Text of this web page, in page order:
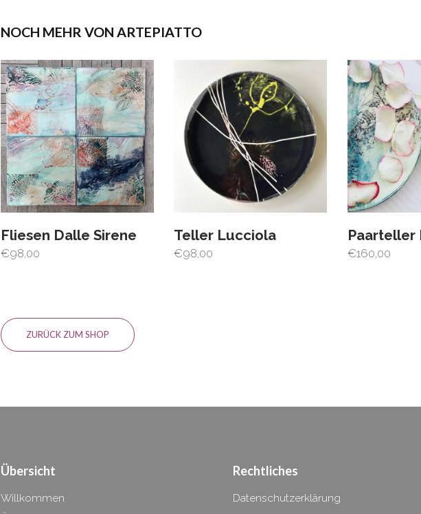
NOCH MEHR VON ARTEPIATTO
Fliesen Dalle Sirene
€98,00
Teller Lucciola
€98,00
Paarteller
€160,00
ZURÜCK ZUM SHOP
Übersicht
Willkommen
Rechtliches
Datenschutzerklärung